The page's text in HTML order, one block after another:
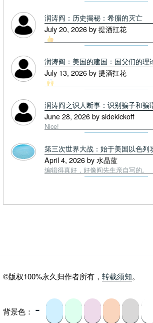
润涛阎：历史揭秘：希腊的灭亡
July 20, 2026 by 提酒扛花
润涛阎：美国的建国：国父们的理
July 13, 2026 by 提酒扛花
润涛阎之识人断事：识别骗子和骗
June 28, 2026 by sidekickoff
Nice!
第三次世界大战：始于美国以色列
April 4, 2026 by 水晶蓝
编辑得真好，好像阎先生亲自写的。
©版权100%永久归作者所有， 转载须知。
背景色： -